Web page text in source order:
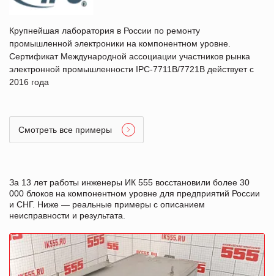
Крупнейшая лаборатория в России по ремонту
промышленной электроники на компонентном уровне.
Сертификат Международной ассоциации участников рынка
электронной промышленности IPC-7711B/7721B действует с
2016 года
Смотреть все примеры
За 13 лет работы инженеры ИК 555 восстановили более 30
000 блоков на компонентном уровне для предприятий России
и СНГ. Ниже — реальные примеры с описанием
неисправности и результата.